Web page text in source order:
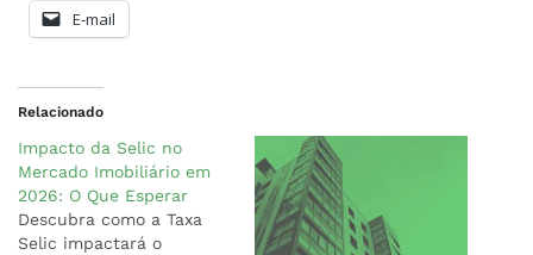
E-mail
Relacionado
Impacto da Selic no
Mercado Imobiliário em
2026: O Que Esperar
Descubra como a Taxa
Selic impactará o